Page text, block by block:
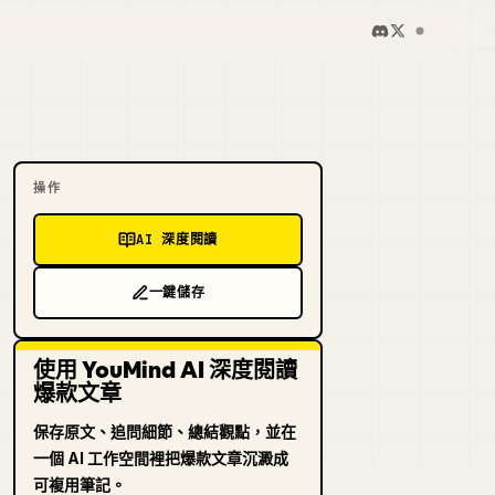
操作
AI 深度閱讀
一鍵儲存
使用 YouMind AI 深度閱讀
爆款文章
保存原文、追問細節、總結觀點，並在
一個 AI 工作空間裡把爆款文章沉澱成
可複用筆記。